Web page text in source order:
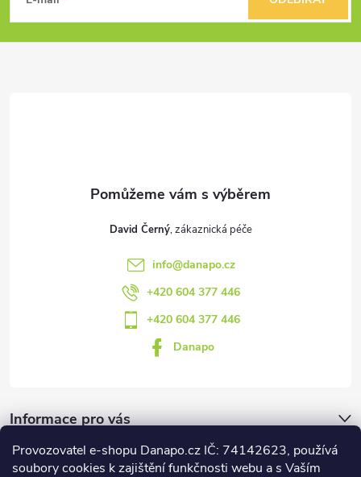
Provozovatel e-shopu Danapo.cz IČ: 74142623, používá
soubory cookies k zajištění funkčnosti webu a s Vaším
p
David Černý
info@danapo.cz
+420 604 377 446
+420 604 377 446
Danapo
Informace pro vás
Dotazník